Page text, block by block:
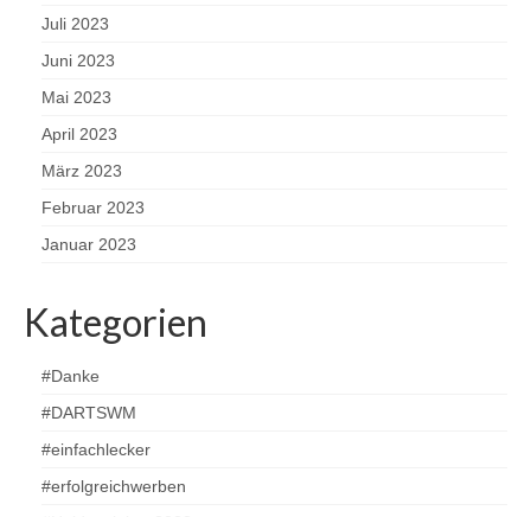
Juli 2023
Juni 2023
Mai 2023
April 2023
März 2023
Februar 2023
Januar 2023
Kategorien
#Danke
#DARTSWM
#einfachlecker
#erfolgreichwerben